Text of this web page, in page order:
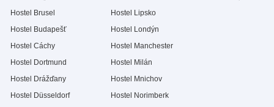
Hostel Brusel
Hostel Budapešť
Hostel Cáchy
Hostel Dortmund
Hostel Drážďany
Hostel Düsseldorf
Hostel Lipsko
Hostel Londýn
Hostel Manchester
Hostel Milán
Hostel Mnichov
Hostel Norimberk